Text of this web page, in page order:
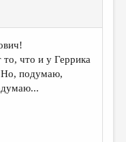
то, что и у Геррика
Но, подумаю,